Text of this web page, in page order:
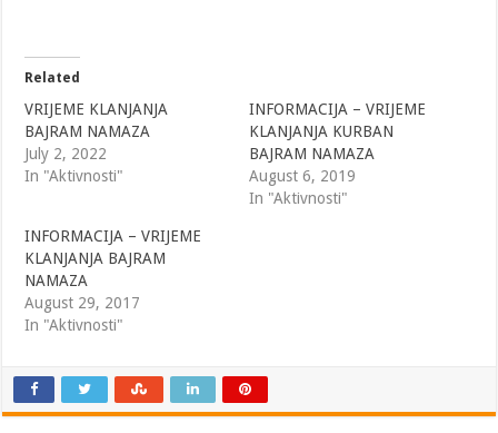
Related
VRIJEME KLANJANJA
BAJRAM NAMAZA
July 2, 2022
In "Aktivnosti"
INFORMACIJA – VRIJEME
KLANJANJA KURBAN
BAJRAM NAMAZA
August 6, 2019
In "Aktivnosti"
INFORMACIJA – VRIJEME
KLANJANJA BAJRAM
NAMAZA
August 29, 2017
In "Aktivnosti"